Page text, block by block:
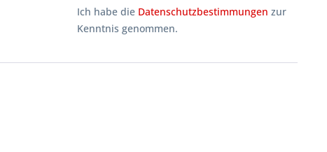
Ich habe die Datenschutzbestimmungen zur
Kenntnis genommen.